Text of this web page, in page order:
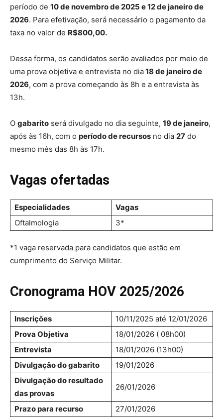
período de 10 de novembro de 2025 e 12 de janeiro de
2026. Para efetivação, será necessário o pagamento da
taxa no valor de R$800,00.
Dessa forma, os candidatos serão avaliados por meio de
uma prova objetiva e entrevista no dia18 de janeiro de
2026, com a prova começando às 8h e a entrevista às
13h.
O gabarito será divulgado no dia seguinte, 19 de janeiro,
após às 16h, com o período de recursos no dia 27 do
mesmo mês das 8h às 17h.
Vagas ofertadas
Especialidades
Vagas
Oftalmologia
3*
*1 vaga reservada para candidatos que estão em
cumprimento do Serviço Militar.
Cronograma HOV 2025/2026
Inscrições
10/11/2025 até 12/01/2026
Prova Objetiva
18/01/2026 ( 08h00)
Entrevista
18/01/2026 (13h00)
Divulgação do gabarito
19/01/2026
Divulgação do resultado
das provas
26/01/2026
Prazo para recurso
27/01/2026